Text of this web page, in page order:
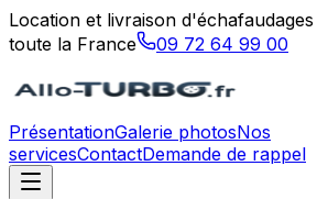
Location et livraison
toute la France
09 72 64 99 00
PrésentationGalerie photosNos
servicesContactDemande de rappel